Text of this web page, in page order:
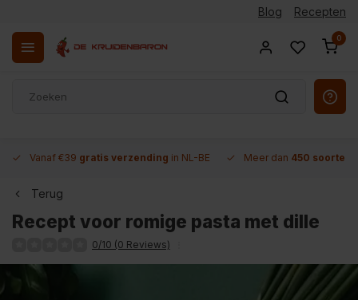
Blog Recepten
0
Vanaf €39 gratis verzending in NL-BE Meer dan 450 soorten
Terug
Recept voor romige pasta met dille
0/10 (0 Reviews)